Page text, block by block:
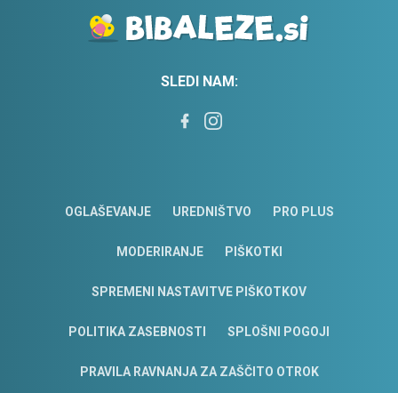
SLEDI NAM:
OGLAŠEVANJE UREDNIŠTVO PRO PLUS
MODERIRANJE PIŠKOTKI
SPREMENI NASTAVITVE PIŠKOTKOV
POLITIKA ZASEBNOSTI SPLOŠNI POGOJI
PRAVILA RAVNANJA ZA ZAŠČITO OTROK